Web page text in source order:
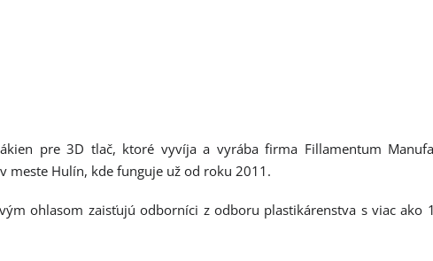
pre 3D tlač, ktoré vyvíja a vyrába firma Fillamentum
meste Hulín, kde funguje už od roku 2011.
ohlasom zaisťujú odborníci z odboru plastikárenstva s viac